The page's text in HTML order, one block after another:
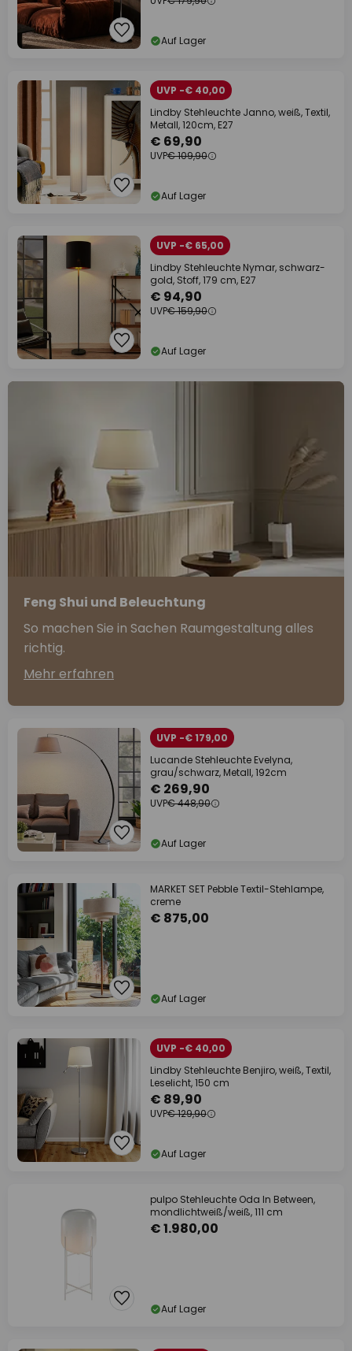
Auf Lager
UVP -€ 40,00
Lindby Stehleuchte Janno, weiß, Textil,
Metall, 120cm, E27
€ 69,90
UVP€ 109,90
Auf Lager
UVP -€ 65,00
Lindby Stehleuchte Nymar, schwarz-
gold, Stoff, 179 cm, E27
€ 94,90
UVP€ 159,90
Auf Lager
Feng Shui und Beleuchtung
So machen Sie in Sachen Raumgestaltung alles
richtig.
Mehr erfahren
UVP -€ 179,00
Lucande Stehleuchte Evelyna,
grau/schwarz, Metall, 192cm
€ 269,90
UVP€ 448,90
Auf Lager
MARKET SET Pebble Textil-Stehlampe,
creme
€ 875,00
Auf Lager
UVP -€ 40,00
Lindby Stehleuchte Benjiro, weiß, Textil,
Leselicht, 150 cm
€ 89,90
UVP€ 129,90
Auf Lager
pulpo Stehleuchte Oda In Between,
mondlichtweiß/weiß, 111 cm
€ 1.980,00
Auf Lager